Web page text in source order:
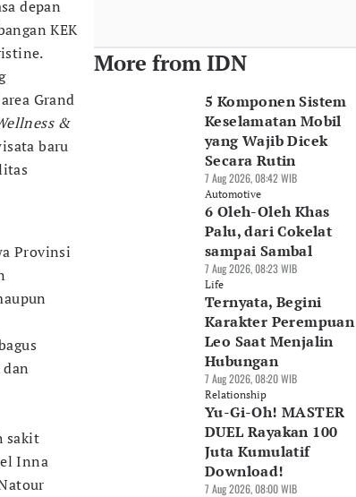
depan
KEK
Grand
&
baru
Provinsi
sakit
Inna
More from IDN
5 Komponen Sistem
Keselamatan Mobil
yang Wajib Dicek
Secara Rutin
7 Aug 2026, 08:42 WIB
Automotive
6 Oleh-Oleh Khas
Palu, dari Cokelat
sampai Sambal
7 Aug 2026, 08:23 WIB
Life
Ternyata, Begini
Karakter Perempuan
Leo Saat Menjalin
Hubungan
7 Aug 2026, 08:20 WIB
Relationship
Yu-Gi-Oh! MASTER
DUEL Rayakan 100
Juta Kumulatif
Download!
7 Aug 2026, 08:00 WIB